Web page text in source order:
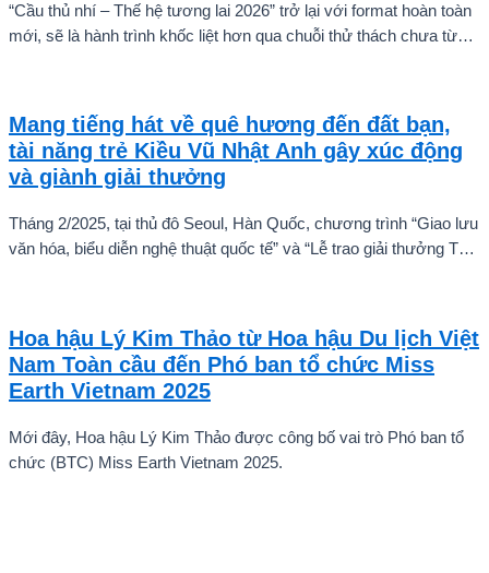
“Cầu thủ nhí – Thế hệ tương lai 2026” trở lại với format hoàn toàn
mới, sẽ là hành trình khốc liệt hơn qua chuỗi thử thách chưa từng
sàng chinh phục thử thách.
Mang tiếng hát về quê hương đến đất bạn,
tài năng trẻ Kiều Vũ Nhật Anh gây xúc động
và giành giải thưởng
Tháng 2/2025, tại thủ đô Seoul, Hàn Quốc, chương trình “Giao lưu
văn hóa, biểu diễn nghệ thuật quốc tế” và “Lễ trao giải thưởng Tài
ấn tượng mạnh với giọng hát trữ tình sâu lắng, mang đậm hơi thở
quê hương.
Hoa hậu Lý Kim Thảo từ Hoa hậu Du lịch Việt
Nam Toàn cầu đến Phó ban tổ chức Miss
Earth Vietnam 2025
Mới đây, Hoa hậu Lý Kim Thảo được công bố vai trò Phó ban tổ
chức (BTC) Miss Earth Vietnam 2025.